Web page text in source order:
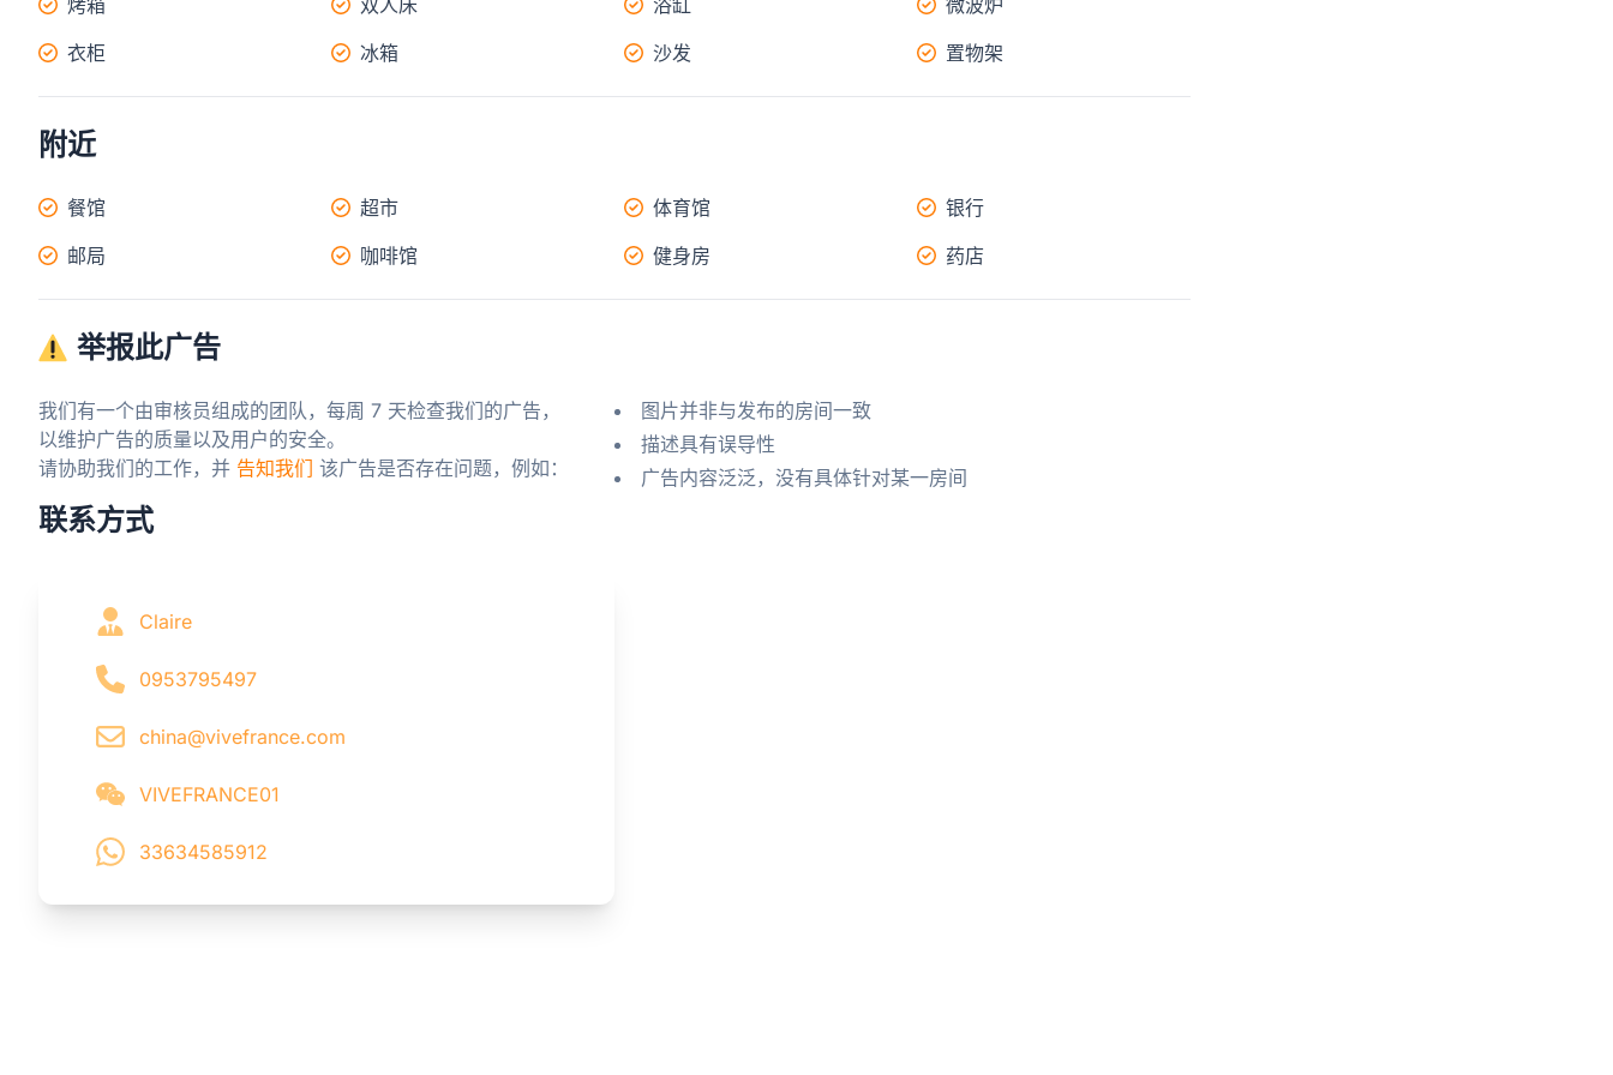
烤箱 双人床 浴缸
微波炉
衣柜
冰箱 沙发 置物架
附近
餐馆 超市 体育馆
银行
邮局
咖啡馆 健身房 药店
举报此广告
我们有一个由审核员组成的团队，每周 7 天检查我们的广告，
以维护广告的质量以及用户的安全。
请协助我们的工作，并 告知我们 该广告是否存在问题，例如：
图片并非与发布的房间一致
描述具有误导性
广告内容泛泛，没有具体针对某一房间
联系方式
Claire
0953795497
china@vivefrance.com
VIVEFRANCE01
33634585912